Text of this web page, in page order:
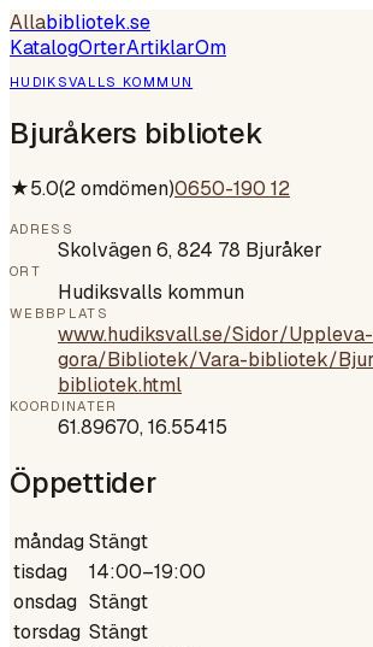
Allabibliotek.se
KatalogOrterArtiklarOm
HUDIKSVALLS KOMMUN
Bjuråkers bibliotek
★5.0(2omdömen)0650-190 12
ADRESS
Skolvägen 6, 824 78 Bjuråker
ORT
Hudiksvalls kommun
WEBBPLATS
www.hudiksvall.se/Sidor/
gora/Bibliotek/Vara-bibliotek/
bibliotek.html
KOORDINATER
61.89670,16.55415
Öppettider
måndagStängt
tisdag
14:00–19:00
onsdag Stängt
torsdag Stängt